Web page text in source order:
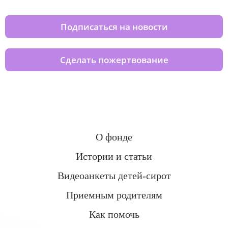
Подписаться на новости
Сделать пожертвование
О фонде
Истории и статьи
Видеоанкеты детей-сирот
Приемным родителям
Как помочь